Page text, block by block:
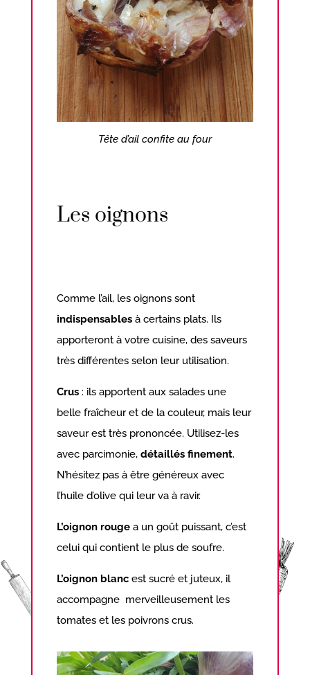
Tête d’ail confite au four
Les oignons
Comme l’ail, les oignons sont
indispensables à certains plats. Ils
apporteront à votre cuisine, des saveurs
très différentes selon leur utilisation.
Crus : ils apportent aux salades une
belle fraîcheur et de la couleur, mais leur
saveur est très prononcée. Utilisez-les
avec parcimonie,détaillés finement.
N’hésitez pas à être généreux avec
l’huile d’olive qui leur va à ravir.
L’oignon rouge a un goût puissant, c’est
celui qui contient le plus de soufre.
L’oignon blanc est sucré et juteux, il
accompagne merveilleusement les
tomates et les poivrons crus.